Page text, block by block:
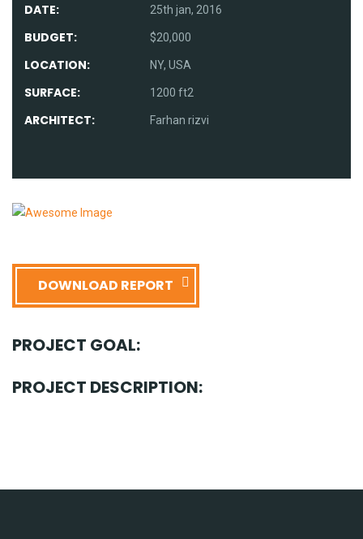
DATE: 25th jan, 2016
BUDGET: $20,000
LOCATION: NY, USA
SURFACE: 1200 ft2
ARCHITECT: Farhan rizvi
DOWNLOAD REPORT
PROJECT GOAL:
PROJECT DESCRIPTION: